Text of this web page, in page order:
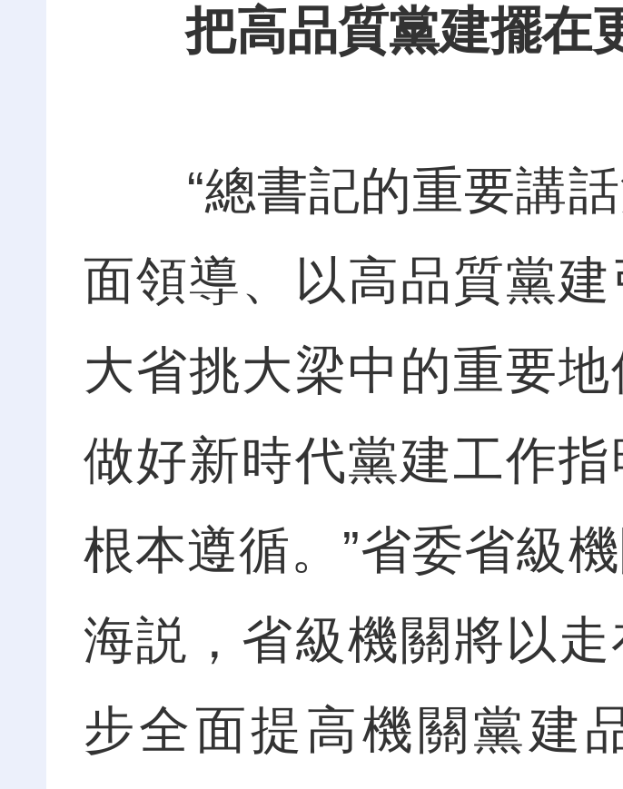
把高品質黨建擺在
“總書記的重要講話
面領導、以高品質黨
大省挑大梁中的重要
做好新時代黨建工作
根本遵循。”省委省級
海説，省級機關將以
步全面提高機關黨建